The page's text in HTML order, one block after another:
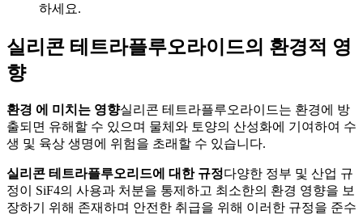
하세요.
실리콘 테트라플루오라이드의 환경적 영
향
환경 에 미치는 영향실리콘 테트라플루오라이드는 환경에 방
출되면 유해할 수 있으며 물체와 토양의 산성화에 기여하여 수
생 및 육상 생명에 위험을 초래할 수 있습니다.
실리콘 테트라플루오리드에 대한 규정다양한 정부 및 산업 규
정이 SiF4의 사용과 처분을 통제하고 최소한의 환경 영향을 보
장하기 위해 존재하며 안전한 취급을 위해 이러한 규정을 준수